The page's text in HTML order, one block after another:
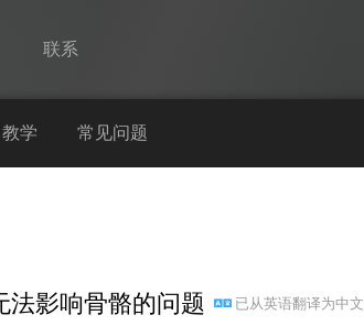
联系
Spine
教学
教学 常见问题
法影响骨骼的问题 已从英语翻译为中文